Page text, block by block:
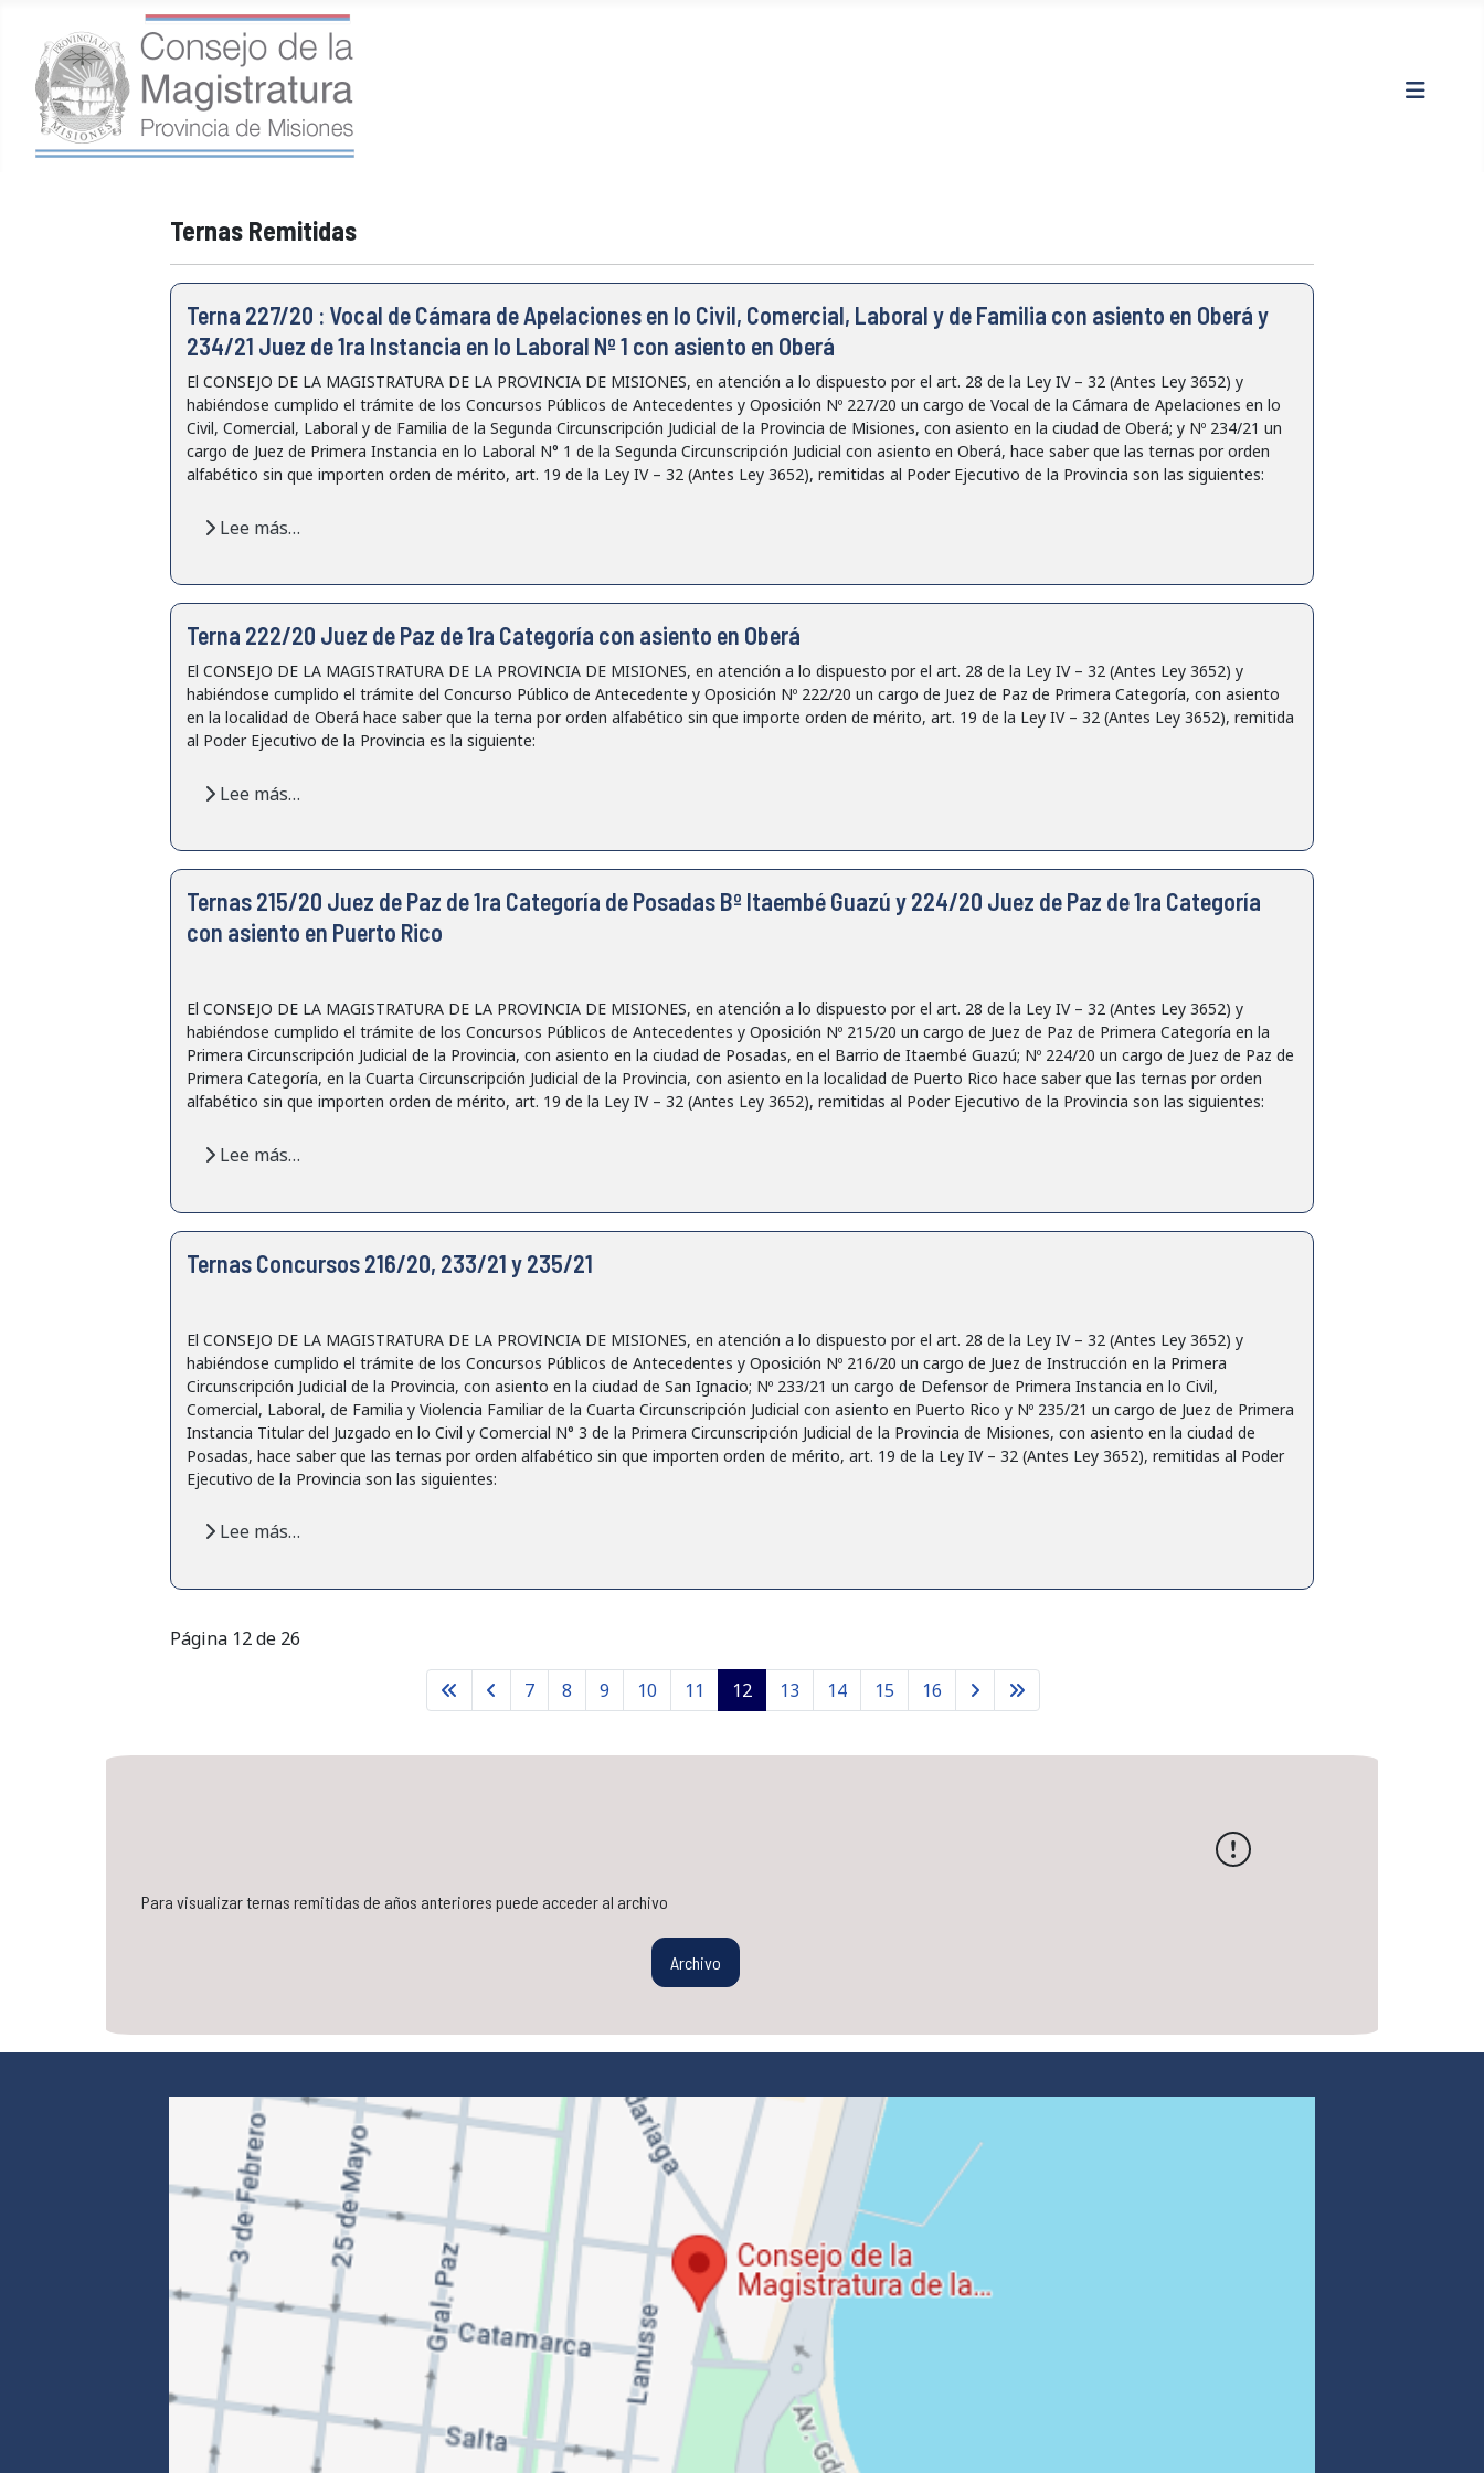
Ternas Remitidas
Terna 227/20 : Vocal de Cámara de Apelaciones en lo Civil, Comercial, Laboral y de Familia con asiento en Oberá y
234/21 Juez de 1ra Instancia en lo Laboral Nº 1 con asiento en Oberá
El CONSEJO DE LA MAGISTRATURA DE LA PROVINCIA DE MISIONES, en atención a lo dispuesto por el art. 28 de la Ley IV – 32 (Antes Ley 3652) y
habiéndose cumplido el trámite de los Concursos Públicos de Antecedentes y Oposición Nº 227/20 un cargo de Vocal de la Cámara de Apelaciones en lo
Civil, Comercial, Laboral y de Familia de la Segunda Circunscripción Judicial de la Provincia de Misiones, con asiento en la ciudad de Oberá; y Nº 234/21 un
cargo de Juez de Primera Instancia en lo Laboral N° 1 de la Segunda Circunscripción Judicial con asiento en Oberá, hace saber que las ternas por orden
alfabético sin que importen orden de mérito, art. 19 de la Ley IV – 32 (Antes Ley 3652), remitidas al Poder Ejecutivo de la Provincia son las siguientes:
Lee más…
Terna 222/20 Juez de Paz de 1ra Categoría con asiento en Oberá
El CONSEJO DE LA MAGISTRATURA DE LA PROVINCIA DE MISIONES, en atención a lo dispuesto por el art. 28 de la Ley IV – 32 (Antes Ley 3652) y
habiéndose cumplido el trámite del Concurso Público de Antecedente y Oposición Nº 222/20 un cargo de Juez de Paz de Primera Categoría, con asiento
en la localidad de Oberá hace saber que la terna por orden alfabético sin que importe orden de mérito, art. 19 de la Ley IV – 32 (Antes Ley 3652), remitida
al Poder Ejecutivo de la Provincia es la siguiente:
Lee más…
Ternas 215/20 Juez de Paz de 1ra Categoría de Posadas Bº Itaembé Guazú y 224/20 Juez de Paz de 1ra Categoría
con asiento en Puerto Rico
El CONSEJO DE LA MAGISTRATURA DE LA PROVINCIA DE MISIONES, en atención a lo dispuesto por el art. 28 de la Ley IV – 32 (Antes Ley 3652) y
habiéndose cumplido el trámite de los Concursos Públicos de Antecedentes y Oposición Nº 215/20 un cargo de Juez de Paz de Primera Categoría en la
Primera Circunscripción Judicial de la Provincia, con asiento en la ciudad de Posadas, en el Barrio de Itaembé Guazú; Nº 224/20 un cargo de Juez de Paz de
Primera Categoría, en la Cuarta Circunscripción Judicial de la Provincia, con asiento en la localidad de Puerto Rico hace saber que las ternas por orden
alfabético sin que importen orden de mérito, art. 19 de la Ley IV – 32 (Antes Ley 3652), remitidas al Poder Ejecutivo de la Provincia son las siguientes:
Lee más…
Ternas Concursos 216/20, 233/21 y 235/21
El CONSEJO DE LA MAGISTRATURA DE LA PROVINCIA DE MISIONES, en atención a lo dispuesto por el art. 28 de la Ley IV – 32 (Antes Ley 3652) y
habiéndose cumplido el trámite de los Concursos Públicos de Antecedentes y Oposición Nº 216/20 un cargo de Juez de Instrucción en la Primera
Circunscripción Judicial de la Provincia, con asiento en la ciudad de San Ignacio; Nº 233/21 un cargo de Defensor de Primera Instancia en lo Civil,
Comercial, Laboral, de Familia y Violencia Familiar de la Cuarta Circunscripción Judicial con asiento en Puerto Rico y Nº 235/21 un cargo de Juez de Primera
Instancia Titular del Juzgado en lo Civil y Comercial N° 3 de la Primera Circunscripción Judicial de la Provincia de Misiones, con asiento en la ciudad de
Posadas, hace saber que las ternas por orden alfabético sin que importen orden de mérito, art. 19 de la Ley IV – 32 (Antes Ley 3652), remitidas al Poder
Ejecutivo de la Provincia son las siguientes:
Lee más…
Página 12 de 26
7 8 9 10 11 12 13 14 15 16
Para visualizar ternas remitidas de años anteriores puede acceder al archivo
Archivo